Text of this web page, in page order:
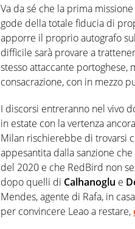
Va da sé che la prima
gode della totale fiducia di
apporre il proprio autografo
difficile sarà provare a
stesso attaccante portoghese,
consacrazione, con in mezzo
I discorsi entreranno nel vivo
in estate con la vertenza
Milan rischierebbe di trovarsi
appesantita dalla sanzione
del 2020 e che RedBird non
dopo quelli di Calhanoglu e
Mendes, agente di Rafa, in
per convincere Leao a restare,